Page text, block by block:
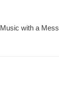
Music with a